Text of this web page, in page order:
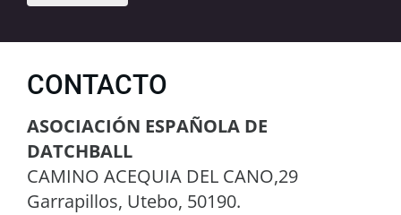
CONTACTO
ASOCIACIÓN ESPAÑOLA DE
DATCHBALL
CAMINO ACEQUIA DEL CANO,29
Garrapillos, Utebo, 50190.